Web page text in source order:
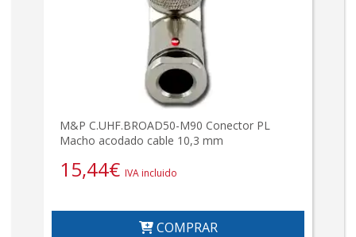
M&P C.UHF.BROAD50-M90 Conector PL
Macho acodado cable 10,3 mm
15,44€ IVA incluido
COMPRAR